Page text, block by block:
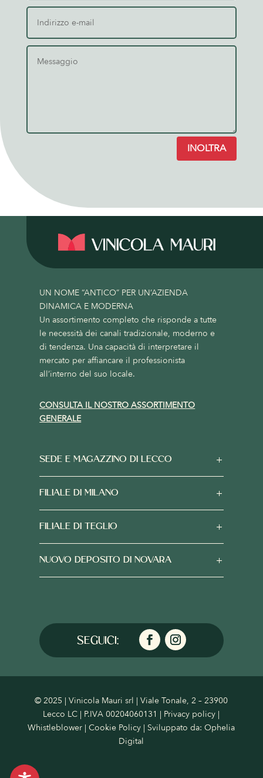
INOLTRA
UN NOME “ANTICO” PER UN’AZIENDA
DINAMICA E MODERNA
Un assortimento completo che risponde a tutte
le necessità dei canali tradizionale, moderno e
di tendenza. Una capacità di interpretare il
mercato per affiancare il professionista
all’interno del suo locale.
CONSULTA IL NOSTRO ASSORTIMENTO
GENERALE
SEDE E MAGAZZINO DI LECCO
FILIALE DI MILANO
FILIALE DI TEGLIO
NUOVO DEPOSITO DI NOVARA
© 2025 | Vinicola Mauri srl | Viale Tonale, 2 – 23900
Lecco LC | P.IVA 00204060131 | Privacy policy |
Whistleblower |Cookie Policy | Sviluppato da:Ophelia
Digital